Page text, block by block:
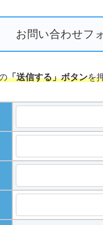
お問い合わせフ
「送信する」ボタンを